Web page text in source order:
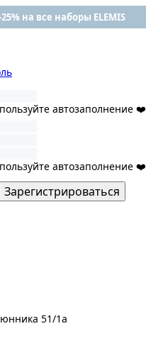
на все наборы ELEMIS
автозаполнение ❤️
автозаполнение ❤️
Зарегистрироваться
51/1а